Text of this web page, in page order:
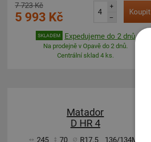
7 723 Kč
5 993 Kč
+
–
Koupit
SKLADEM Expedujeme do 2 dnů
Na prodejně v Opavě do 2 dnů.
Centrální sklad 4 ks.
Matador
D HR 4
245 70 R17.5
136/134M